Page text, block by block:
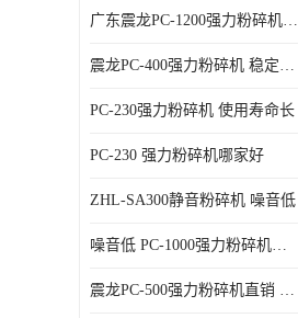
广东震龙PC-1200强力粉碎机 物超所值
震龙PC-400强力粉碎机 稳定性好
PC-230强力粉碎机 使用寿命长
PC-230 强力粉碎机哪家好
ZHL-SA300静音粉碎机 噪音低
噪音低 PC-1000强力粉碎机直供
震龙PC-500强力粉碎机直销 性价比高